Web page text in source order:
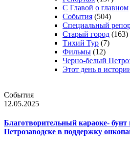
С Главой о главном
События (504)
Специальный
Старый город (163)
Тихий Тур (7)
Фильмы (12)
Черно-белый
Этот день в
События
12.05.2025
Благотворительный караоке-
Петрозаводске в поддержку